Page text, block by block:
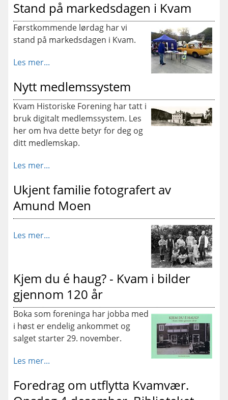
Stand på markedsdagen i Kvam
Førstkommende lørdag har vi
stand på markedsdagen i Kvam.
Les mer...
Nytt medlemssystem
Kvam Historiske Forening har tatt i
bruk digitalt medlemssystem. Les
her om hva dette betyr for deg og
ditt medlemskap.
Les mer...
Ukjent familie fotografert av
Amund Moen
Les mer...
Kjem du é haug? - Kvam i bilder
gjennom 120 år
Boka som foreninga har jobba med
i høst er endelig ankommet og
salget starter 29. november.
Les mer...
Foredrag om utflytta Kvamvær.